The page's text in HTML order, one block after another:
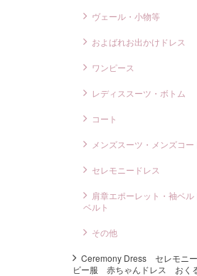
ヴェール・小物等
およばれお出かけドレス
ワンピース
レディススーツ・ボトム
コート
メンズスーツ・メンズコー
セレモニードレス
肩章エポーレット・袖ベル
ベルト
その他
Ceremony Dress セレモニ
ビー服 赤ちゃんドレス おく